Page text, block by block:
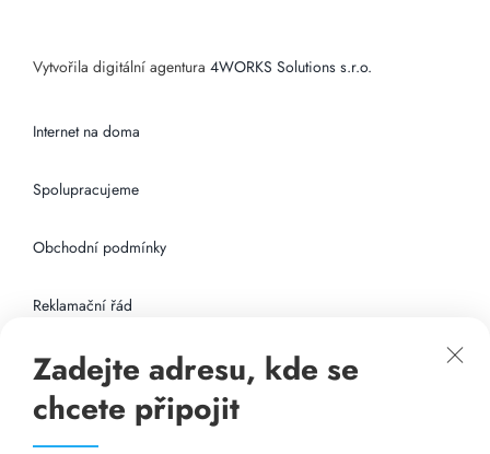
Vytvořila digitální agentura 4WORKS Solutions s.r.o.
Internet na doma
Spolupracujeme
Obchodní podmínky
Reklamační řád
Připojení k internetu
Odkazy
Zadejte adresu, kde se
chcete připojit